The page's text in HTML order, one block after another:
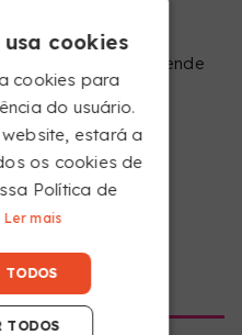
a partir de uma
a este
o site que pretende
USA
O DTF
variedade de tecidos,
essenciais desta
de prensagem e
cookies
cookies para
do usuário.
estará a
os cookies de
Política de
Ler mais
TODOS
TODOS